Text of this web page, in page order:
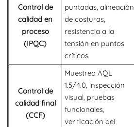
Control de
calidad en
proceso
(IPQC)
puntadas, alineación
de costuras,
resistencia a la
tensión en puntos
críticos
Control de
calidad final
(CCF)
Muestreo AQL
1.5/4.0, inspección
visual, pruebas
funcionales,
verificación del